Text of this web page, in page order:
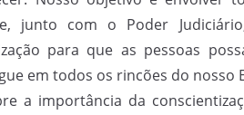
junto com o Poder
para que as pessoas
em todos os rincões do nosso
a importância da